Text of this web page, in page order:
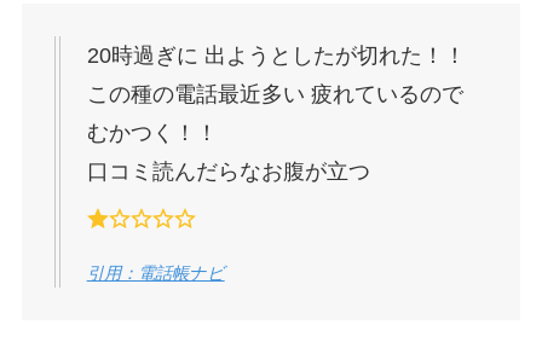
20時過ぎに 出ようとしたが切れた！！
この種の電話最近多い 疲れているので
むかつく！！
口コミ読んだらなお腹が立つ
引用：電話帳ナビ